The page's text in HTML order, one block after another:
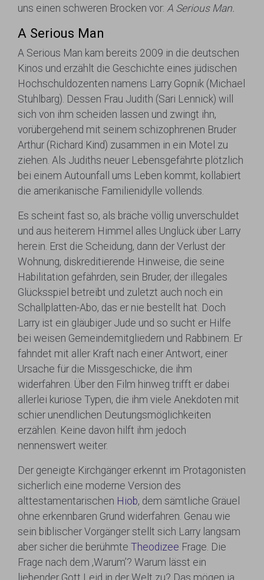
uns einen schweren Brocken vor: A Serious Man.
A Serious Man
A Serious Man kam bereits 2009 in die deutschen
Kinos und erzählt die Geschichte eines jüdischen
Hochschuldozenten namens Larry Gopnik (Michael
Stuhlbarg). Dessen Frau Judith (Sari Lennick) will
sich von ihm scheiden lassen und zwingt ihn,
vorübergehend mit seinem schizophrenen Bruder
Arthur (Richard Kind) zusammen in ein Motel zu
ziehen. Als Judiths neuer Lebensgefährte plötzlich
bei einem Autounfall ums Leben kommt, kollabiert
die amerikanische Familienidylle vollends.
Es scheint fast so, als bräche völlig unverschuldet
und aus heiterem Himmel alles Unglück über Larry
herein. Erst die Scheidung, dann der Verlust der
Wohnung, diskreditierende Hinweise, die seine
Habilitation gefährden, sein Bruder, der illegales
Glücksspiel betreibt und zuletzt auch noch ein
Schallplatten-Abo, das er nie bestellt hat. Doch
Larry ist ein gläubiger Jude und so sucht er Hilfe
bei weisen Gemeindemitgliedern und Rabbinern. Er
fahndet mit aller Kraft nach einer Antwort, einer
Ursache für die Missgeschicke, die ihm
widerfahren. Über den Film hinweg trifft er dabei
allerlei kuriose Typen, die ihm viele Anekdoten mit
schier unendlichen Deutungsmöglichkeiten
erzählen. Keine davon hilft ihm jedoch
nennenswert weiter.
Der geneigte Kirchgänger erkennt im Protagonisten
sicherlich eine moderne Version des
alttestamentarischen Hiob, dem sämtliche Gräuel
ohne erkennbaren Grund widerfahren. Genau wie
sein biblischer Vorgänger stellt sich Larry langsam
aber sicher die berühmte Theodizee Frage. Die
Frage nach dem ‚Warum’? Warum lässt ein
liebender Gott Leid in der Welt zu? Das mögen ja